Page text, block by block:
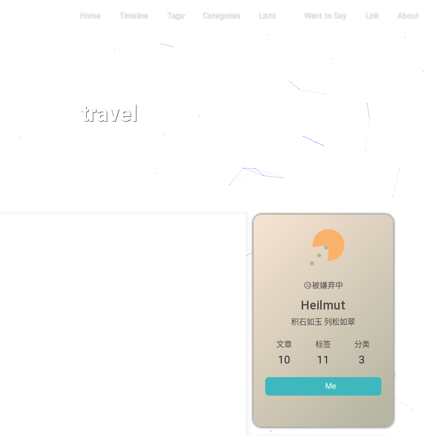
Home Timeline Tags Categories Lists Want to Say Link About
travel
😥被嫌弃中
Heilmut
积石如玉 列松如翠
文章
10
标签
11
分类
3
Me